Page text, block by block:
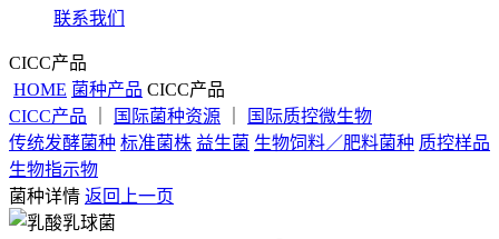
联系我们
CICC产品
HOME 菌种产品 CICC产品
CICC产品
国际菌种资源
国际质控微生物
传统发酵菌种 标准菌株 益生菌 生物饲料／肥料菌种 质控样品
生物指示物
菌种详情 返回上一页